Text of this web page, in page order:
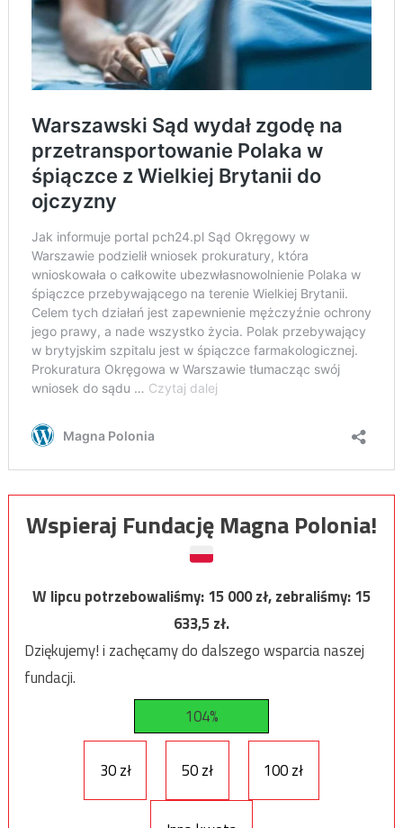
Wspieraj Fundację Magna Polonia!
W lipcu potrzebowaliśmy:15 000zł, zebraliśmy:15
633,5zł.
Dziękujemy! i zachęcamy do dalszego wsparcia naszej
fundacji.
104%
30 zł 50 zł 100 zł